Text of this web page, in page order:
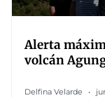
Alerta
volcán
Delfina Velarde